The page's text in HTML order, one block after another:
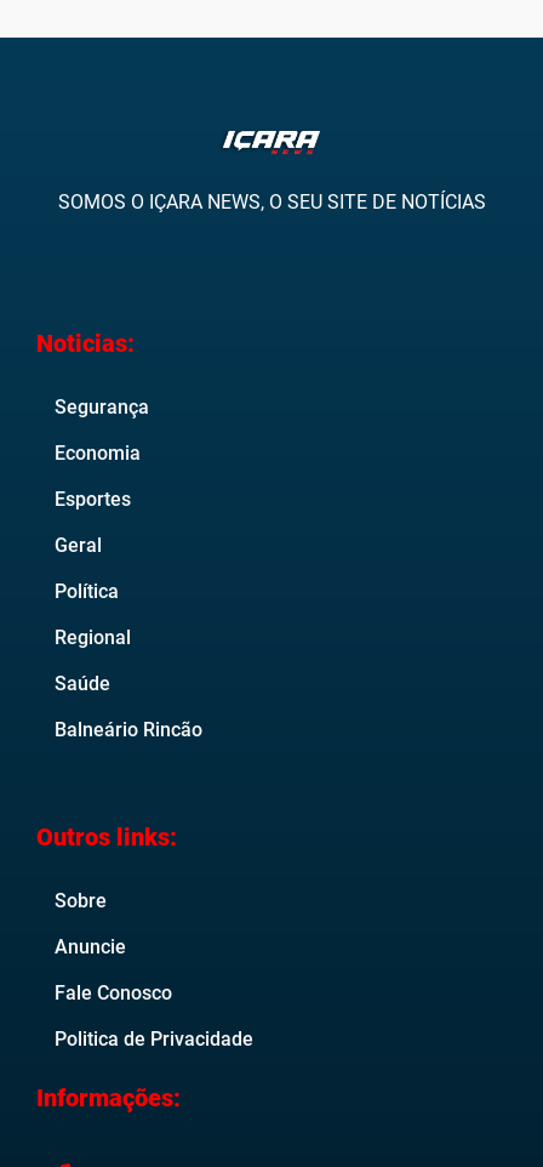
SOMOS O IÇARA NEWS, O SEU SITE DE NOTÍCIAS
Noticias:
Segurança
Economia
Esportes
Geral
Política
Regional
Saúde
Balneário Rincão
Outros links:
Sobre
Anuncie
Fale Conosco
Politica de Privacidade
Informações: